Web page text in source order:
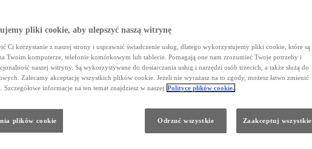
pliki cookie, aby ulepszyć naszą witrynę
Ci korzystanie z naszej strony i usprawnić świadczenie usług, dlatego wykorzystujemy pliki cookie, które są
Twoim komputerze, telefonie komórkowym lub tablecie. Pomagają one nam zrozumieć Twoje potrzeby i
naszej witryny. Są wykorzystywane do dostarczania usług i narzędzi osób trzecich, a także służą do
Zalecamy akceptację wszystkich plików cookie. Jeżeli nie wyrażasz na to zgody, możesz łatwo zmienić
Szczegółowe informacje na ten temat znajdziesz w naszej Polityce plików cookie.
Odrzuć wszystkie Zaakceptuj wszystkie
plików cookie